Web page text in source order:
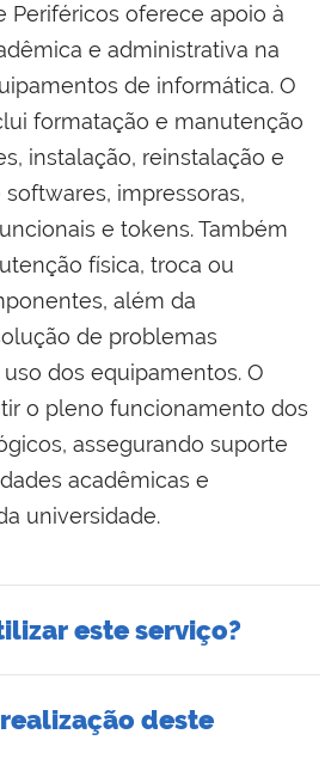
Periféricos oferece apoio à
e administrativa na
de informática. O
formatação e manutenção
instalação, reinstalação e
impressoras,
e tokens. Também
física, troca ou
além da
de problemas
dos equipamentos. O
o pleno funcionamento dos
assegurando suporte
acadêmicas e
universidade.
este serviço?
deste